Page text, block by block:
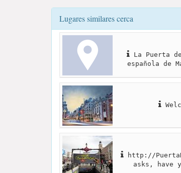
Lugares similares cerca
La Puerta
española de
http://
asks,